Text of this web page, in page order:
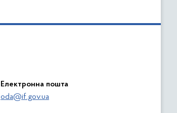
Електронна пошта
oda@if.gov.ua